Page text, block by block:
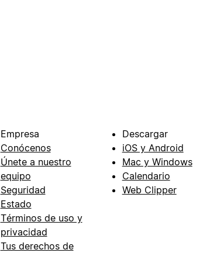
Empresa
Conócenos
Únete a nuestro
equipo
Seguridad
Estado
Términos de uso y
privacidad
Tus derechos de
Descargar
iOS y Android
Mac y Windows
Calendario
Web Clipper